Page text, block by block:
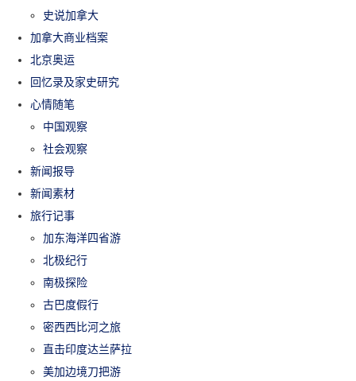
史说加拿大
加拿大商业档案
北京奥运
回忆录及家史研究
心情随笔
中国观察
社会观察
新闻报导
新闻素材
旅行记事
加东海洋四省游
北极纪行
南极探险
古巴度假行
密西西比河之旅
直击印度达兰萨拉
美加边境刀把游